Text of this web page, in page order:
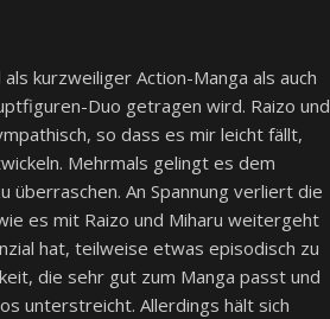
kurzweiliger Action-Manga als auch
Duo getragen wird. Raizo und
so dass es mir leicht fällt,
Mehrmals gelingt es dem
überraschen. An Spannung verliert die
es mit Raizo und Miharu weitergeht
hat, teilweise etwas episodisch zu
die sehr gut zum Manga passt und
unterstreicht. Allerdings hält sich